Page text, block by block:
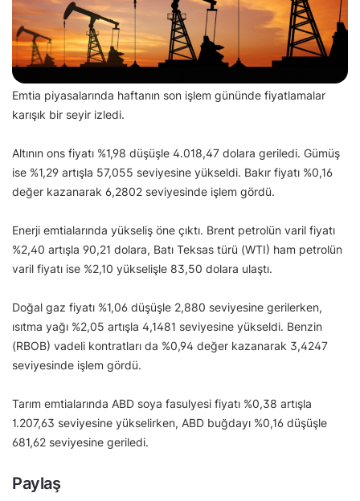
Emtia piyasalarında haftanın son işlem gününde fiyatlamalar
karışık bir seyir izledi.
Altının ons fiyatı %1,98 düşüşle 4.018,47 dolara geriledi. Gümüş
ise %1,29 artışla 57,055 seviyesine yükseldi. Bakır fiyatı %0,16
değer kazanarak 6,2802 seviyesinde işlem gördü.
Enerji emtialarında yükseliş öne çıktı. Brent petrolün varil fiyatı
%2,40 artışla 90,21 dolara, Batı Teksas türü (WTI) ham petrolün
varil fiyatı ise %2,10 yükselişle 83,50 dolara ulaştı.
Doğal gaz fiyatı %1,06 düşüşle 2,880 seviyesine gerilerken,
ısıtma yağı %2,05 artışla 4,1481 seviyesine yükseldi. Benzin
(RBOB) vadeli kontratları da %0,94 değer kazanarak 3,4247
seviyesinde işlem gördü.
Tarım emtialarında ABD soya fasulyesi fiyatı %0,38 artışla
1.207,63 seviyesine yükselirken, ABD buğdayı %0,16 düşüşle
681,62 seviyesine geriledi.
Paylaş